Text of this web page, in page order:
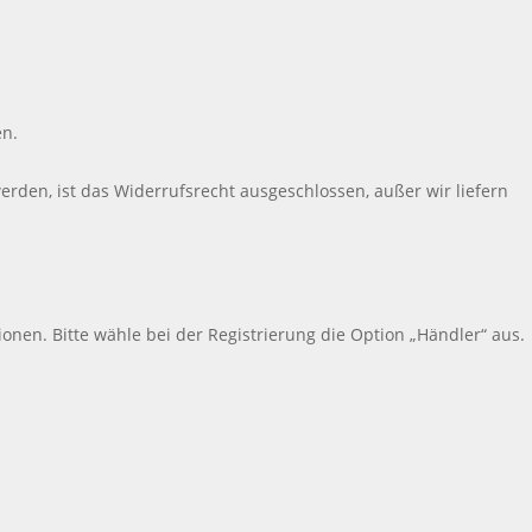
ist das Widerrufsrecht ausgeschlossen, außer wir liefern
Bitte wähle bei der Registrierung die Option „Händler“ aus.